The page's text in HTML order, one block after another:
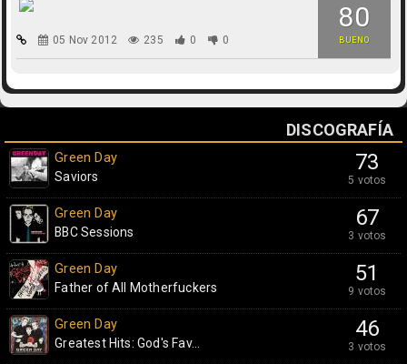
80
BUENO
05 Nov 2012 235 0 0
DISCOGRAFÍA
73
5 votos
Green Day
Saviors
67
3 votos
Green Day
BBC Sessions
51
9 votos
Green Day
Father of All Motherfuckers
46
3 votos
Green Day
Greatest Hits: God's Fav...